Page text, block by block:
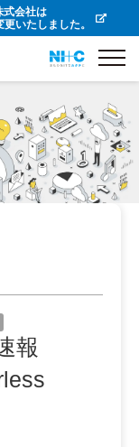
式会社は
いたしました。
報